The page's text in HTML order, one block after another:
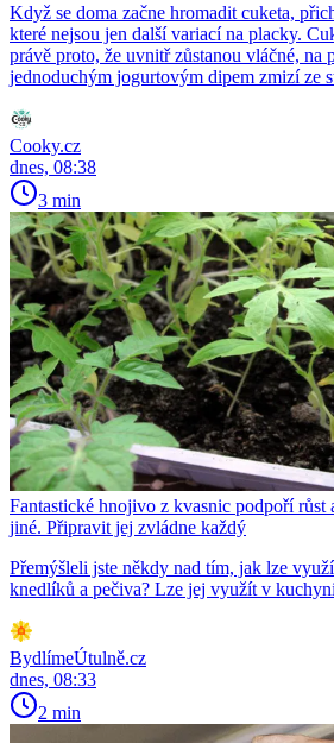
Když se doma začne hromadit cuketa,
které nejsou jen další variací na placky.
právě proto, že uvnitř zůstanou vláčné, na
jednoduchým jogurtovým dipem zmizí ze
Cooky.cz
dnes, 08:38
3 min
Fantastické hnojivo z kvasnic podpoří růst
jiné. Připravit jej zvládne každý
Přemýšleli jste někdy nad tím, jak lze
knedlíků a pečiva? Lze jej využít v
BydlímeÚtulně.cz
dnes, 08:33
2 min